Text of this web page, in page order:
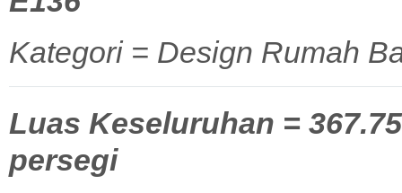
Kategori = Design Rumah
Luas Keseluruhan =
persegi